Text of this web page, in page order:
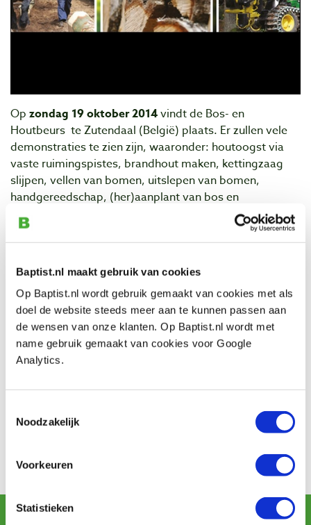
Baptist.nl maakt gebruik van cookies
Op Baptist.nl wordt gebruik gemaakt van cookies met als
doel de website steeds meer aan te kunnen passen aan
de wensen van onze klanten. Op Baptist.nl wordt met
name gebruik gemaakt van cookies voor Google
Analytics.
Noodzakelijk
Voorkeuren
Statistieken
Op zondag 19 oktober 2014vindt de Bos- en
Houtbeurs te Zutendaal (België) plaats. Er zullen vele
demonstraties te zien zijn, waaronder: houtoogst via
vaste ruimingspistes, brandhout maken, kettingzaag
slijpen, vellen van bomen, uitslepen van bomen,
handgereedschap, (her)aanplant van bos en
wildbescherming, harvester, skidder, chipper, …
Naast enkele infostanden van organisaties en
brandhoutverkoop gepland.
Op de vorige editie in 2012 te Brugge waren er zo’n
1.000 bezoekers die voornamelijk bestaan uit
particulieren, boseigenaars en semi-professionals.
De Bos- en Houtbeurs is een samenwerking van diverse
Zutendaal, Defensie en Bosplus.
Meer informatie over dit evenement kunt u lezen op de
Schrijf u in voor de maandelijkse nieuwsbrief